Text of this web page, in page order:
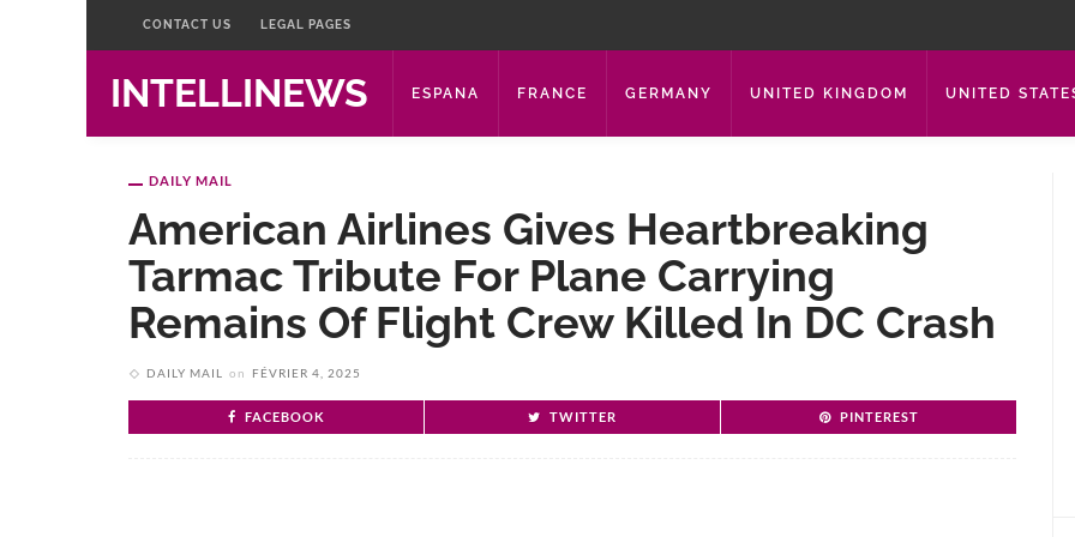
CONTACT US LEGAL PAGES
INTELLINEWS ESPANA FRANCE GERMANY UNITED KINGDOM UNITED
DAILY MAIL
American Airlines Gives Heartbreaking
Tarmac Tribute For Plane Carrying
Remains Of Flight Crew Killed In DC Crash
DAILY MAIL on FÉVRIER 4, 2025
FACEBOOK TWITTER PINTEREST